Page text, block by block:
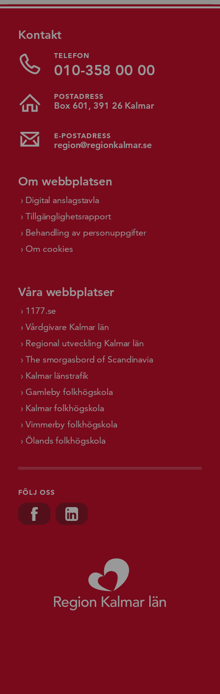
Kontakt
TELEFON
010-358 00 00
POSTADRESS
Box 601, 391 26 Kalmar
E-POSTADRESS
region@regionkalmar.se
Om webbplatsen
Digital anslagstavla
Tillgänglighetsrapport
Behandling av personuppgifter
Om cookies
Våra webbplatser
1177.se
Vårdgivare Kalmar län
Regional utveckling Kalmar län
The smorgasbord of Scandinavia
Kalmar länstrafik
Gamleby folkhögskola
Kalmar folkhögskola
Vimmerby folkhögskola
Ölands folkhögskola
FÖLJ OSS
Besök oss på, Facebook
Besök oss på, Linkedin